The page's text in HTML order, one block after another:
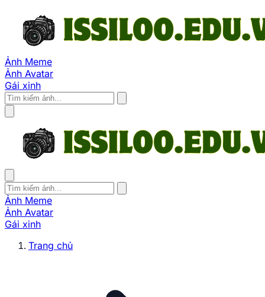
Ảnh Meme
Ảnh Avatar
Gái xinh
Ảnh Meme
Ảnh Avatar
Gái xinh
Trang chủ